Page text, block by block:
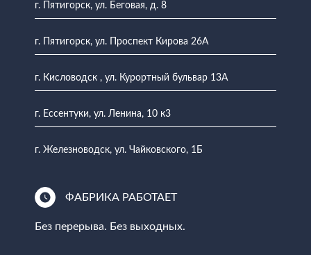
г. Пятигорск, ул. Беговая, д. 8
г. Пятигорск, ул. Проспект Кирова 26А
г. Кисловодск , ул. Курортный бульвар 13А
г. Ессентуки, ул. Ленина, 10 к3
г. Железноводск, ул. Чайковского, 1Б
ФАБРИКА РАБОТАЕТ
Без перерыва. Без выходных.